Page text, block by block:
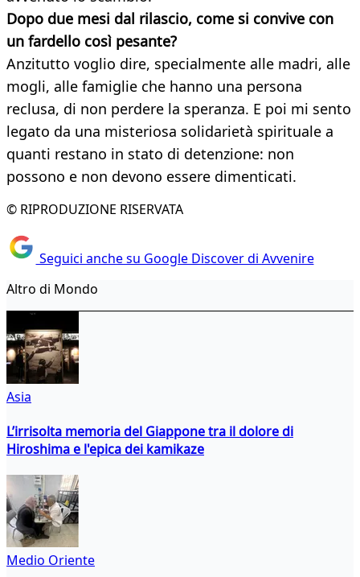
Dopo due mesi dal rilascio, come si convive con
un fardello così pesante?
Anzitutto voglio dire, specialmente alle madri, alle
mogli, alle famiglie che hanno una persona
reclusa, di non perdere la speranza. E poi mi sento
legato da una misteriosa solidarietà spirituale a
quanti restano in stato di detenzione: non
possono e non devono essere dimenticati.
© RIPRODUZIONE RISERVATA
Seguici anche su Google Discover di Avvenire
Altro di Mondo
Asia
L’irrisolta memoria del Giappone tra il dolore di
Hiroshima e l'epica dei kamikaze
Medio Oriente